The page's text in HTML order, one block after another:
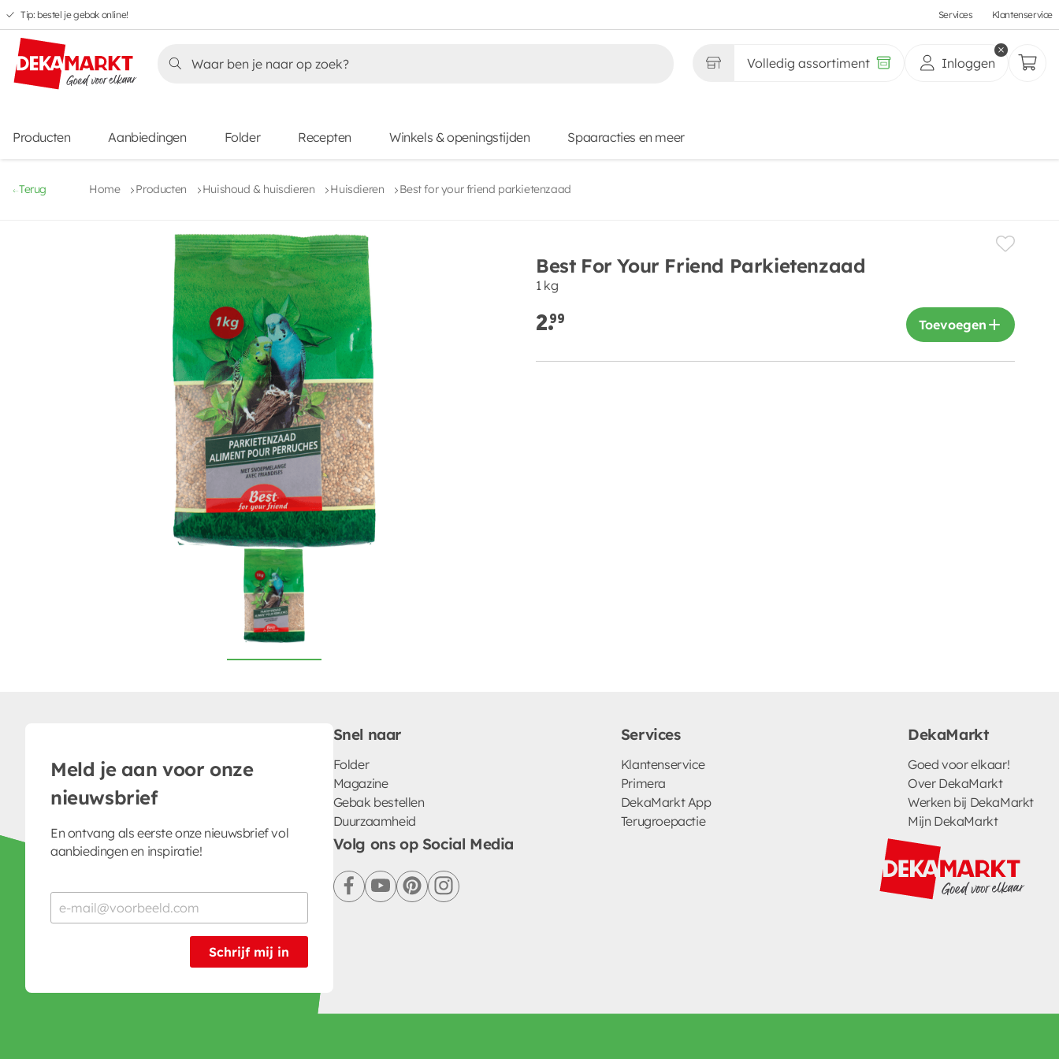
Overslaan
naar
hoofdnavigatie
Overslaan
naar
hoofdinhoud
Overslaan
naar
voettekstinhoud
Overslaan
naar
aanbiedingen
Tip: bestel je gebak online! Services Klantenservice
Volledig assortiment Inloggen
Producten Aanbiedingen Folder Recepten Winkels & openingstijden Spaaracties en meer
Terug Home Producten Huishoud & huisdieren Huisdieren Best for your friend parkietenzaad
Best For Your Friend Parkietenzaad
1 kg
2.99 Toevoegen
Meld je aan voor onze
nieuwsbrief
En ontvang als eerste onze nieuwsbrief vol
aanbiedingen en inspiratie!
Schrijf mij in
Snel naar
Folder
Magazine
Gebak bestellen
Duurzaamheid
Services
Klantenservice
Primera
DekaMarkt App
Terugroepactie
DekaMarkt
Goed voor elkaar!
Over DekaMarkt
Werken bij DekaMarkt
Mijn DekaMarkt
Volg ons op Social Media
facebookyoutubepinterestinstagram